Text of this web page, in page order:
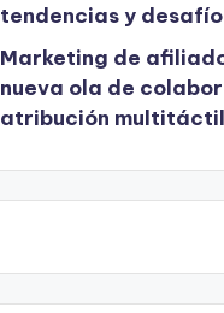
tendencias y
Marketing de
nueva ola de
atribución multitáctil